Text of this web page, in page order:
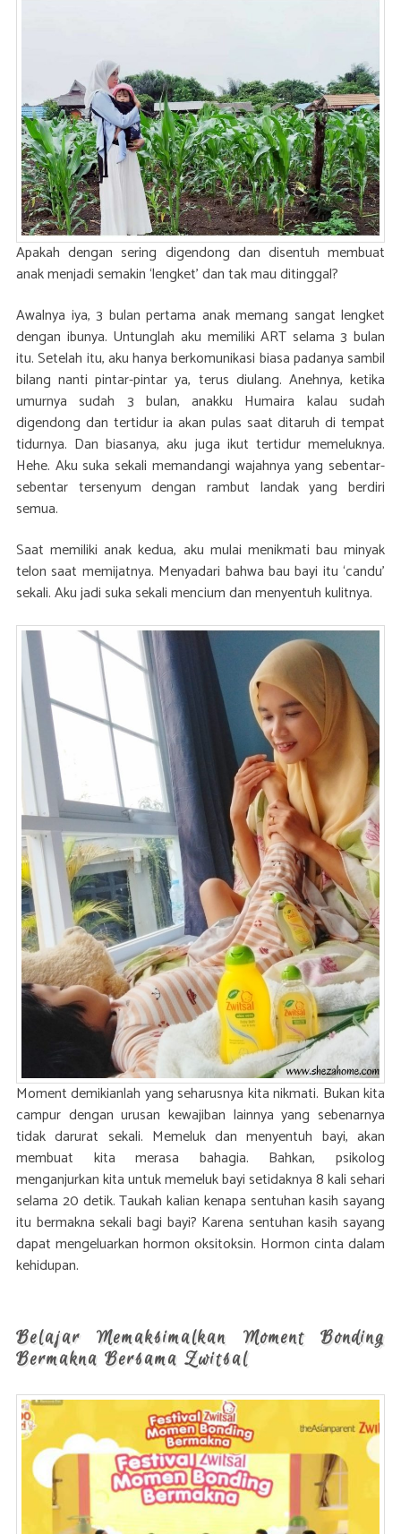
Apakah dengan sering digendong dan disentuh membuat
anak menjadi semakin ‘lengket’ dan tak mau ditinggal?
Awalnya iya, 3 bulan pertama anak memang sangat lengket
dengan ibunya. Untunglah aku memiliki ART selama 3 bulan
itu. Setelah itu, aku hanya berkomunikasi biasa padanya sambil
bilang nanti pintar-pintar ya, terus diulang. Anehnya, ketika
umurnya sudah 3 bulan, anakku Humaira kalau sudah
digendong dan tertidur ia akan pulas saat ditaruh di tempat
tidurnya. Dan biasanya, aku juga ikut tertidur memeluknya.
Hehe. Aku suka sekali memandangi wajahnya yang sebentar-
sebentar tersenyum dengan rambut landak yang berdiri
semua.
Saat memiliki anak kedua, aku mulai menikmati bau minyak
telon saat memijatnya. Menyadari bahwa bau bayi itu ‘candu’
sekali. Aku jadi suka sekali mencium dan menyentuh kulitnya.
Moment demikianlah yang seharusnya kita nikmati. Bukan kita
campur dengan urusan kewajiban lainnya yang sebenarnya
tidak darurat sekali. Memeluk dan menyentuh bayi, akan
membuat kita merasa bahagia. Bahkan, psikolog
menganjurkan kita untuk memeluk bayi setidaknya 8 kali sehari
selama 20 detik. Taukah kalian kenapa sentuhan kasih sayang
itu bermakna sekali bagi bayi? Karena sentuhan kasih sayang
dapat mengeluarkan hormon oksitoksin. Hormon cinta dalam
kehidupan.
Belajar Memaksimalkan Moment Bonding
Bermakna Bersama Zwitsal